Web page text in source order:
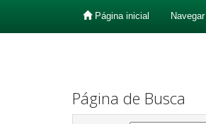
Página inicial Navegar
Página de Busca